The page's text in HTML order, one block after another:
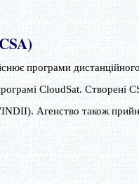
програми
CloudSat.
Агенство також